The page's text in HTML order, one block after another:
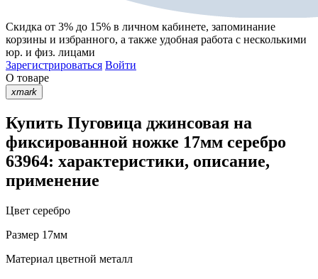
Скидка от 3% до 15% в личном кабинете, запоминание
корзины и избранного, а также удобная работа с несколькими
юр. и физ. лицами
Зарегистрироваться Войти
О товаре
xmark
Купить Пуговица джинсовая на
фиксированной ножке 17мм серебро
63964: характеристики, описание,
применение
Цвет серебро
Размер 17мм
Материал цветной металл